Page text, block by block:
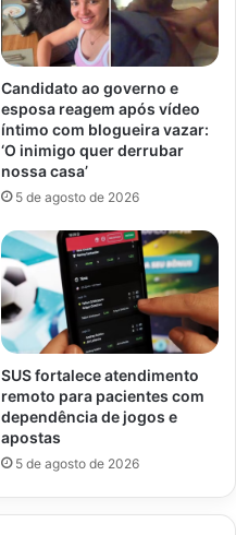
Candidato ao governo e
esposa reagem após vídeo
íntimo com blogueira vazar:
‘O inimigo quer derrubar
nossa casa’
5 de agosto de 2026
SUS fortalece atendimento
remoto para pacientes com
dependência de jogos e
apostas
5 de agosto de 2026